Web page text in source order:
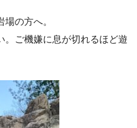
の方へ。
。ご機嫌に息が切れるほど遊